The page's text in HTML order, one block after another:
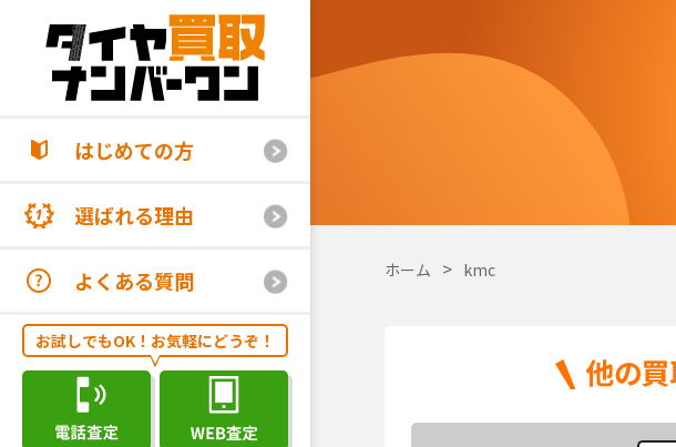
はじめての方
選ばれる理由
よくある質問
お試しでもOK！お気軽にどうぞ！
ホーム kmc